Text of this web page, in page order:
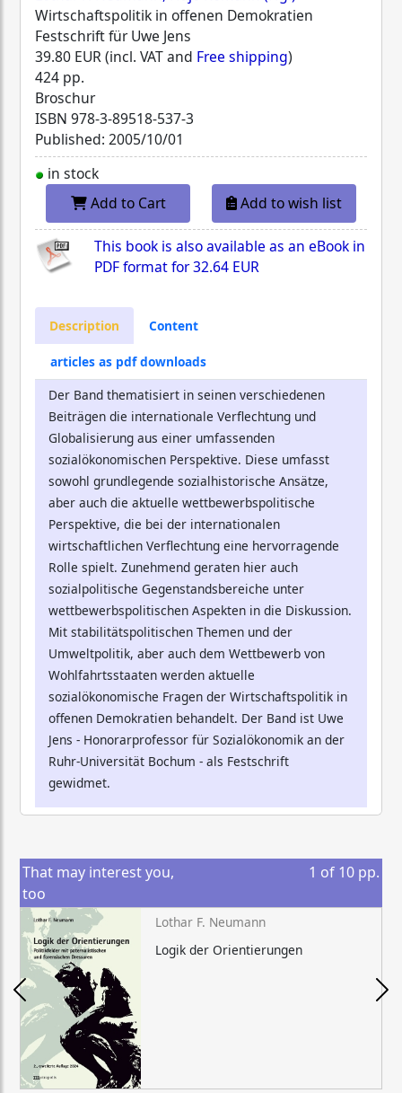
Wirtschaftspolitik in offenen Demokratien
Festschrift für Uwe Jens
39.80 EUR (incl. VAT and Free shipping)
424 pp.
Broschur
ISBN 978-3-89518-537-3
Published: 2005/10/01
in stock
Add to Cart
Add to wish list
This book is also available as an eBook in
PDF format for32.64 EUR
Description Content
articles as pdf downloads
Der Band thematisiert in seinen verschiedenen
Beiträgen die internationale Verflechtung und
Globalisierung aus einer umfassenden
sozialökonomischen Perspektive. Diese umfasst
sowohl grundlegende sozialhistorische Ansätze,
aber auch die aktuelle wettbewerbspolitische
Perspektive, die bei der internationalen
wirtschaftlichen Verflechtung eine hervorragende
Rolle spielt. Zunehmend geraten hier auch
sozialpolitische Gegenstandsbereiche unter
wettbewerbspolitischen Aspekten in die Diskussion.
Mit stabilitätspolitischen Themen und der
Umweltpolitik, aber auch dem Wettbewerb von
Wohlfahrtsstaaten werden aktuelle
sozialökonomische Fragen der Wirtschaftspolitik in
offenen Demokratien behandelt. Der Band ist Uwe
Jens - Honorarprofessor für Sozialökonomik an der
Ruhr-Universität Bochum - als Festschrift
gewidmet.
That may interest you,
too
1 of 10 pp.
Lothar F. Neumann
Logik der Orientierungen